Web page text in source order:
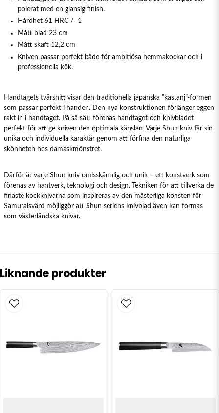
polerat med en glansig finish.
Hårdhet 61 HRC /- 1
Mått blad 23 cm
Mått skaft 12,2 cm
Kniven passar perfekt både för ambitiösa hemmakockar och i
professionella kök.
Handtagets tvärsnitt visar den traditionella japanska ”kastanj”-formen
som passar perfekt i handen. Den nya konstruktionen förlänger eggen
rakt in i handtaget. På så sätt förenas handtaget och knivbladet
perfekt för att ge kniven den optimala känslan. Varje Shun kniv får sin
unika och individuella karaktär genom att förfina den naturliga
skönheten hos damaskmönstret.
Därför är varje Shun kniv omisskännlig och unik – ett konstverk som
förenas av hantverk, teknologi och design. Tekniken för att tillverka de
finaste kockknivarna som inspireras av den mästerliga konsten för
Samuraisvärd möjliggör att Shun seriens knivblad även kan formas
som västerländska knivar.
Liknande produkter